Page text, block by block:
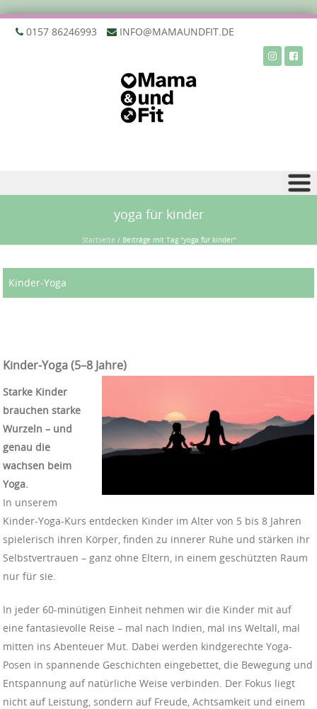
‭0157 86246993‬ INFO@MAMAUNDFIT.DE
yoga für kinder
Startseite / Beiträge mit Tag "yoga für kinder"
Kinder-Yoga
Kinder-Yoga (5–8 Jahre)
Starke Kinder
brauchen starke
Wurzeln – und
genau die
wachsen beim
Yoga.
In unserem
Kinder-Yoga-Kurs entdecken Kinder im Alter von 5 bis 8 Jahren
spielerisch ihren Körper, finden zu innerer Ruhe und stärken ihr
Selbstvertrauen – ganz ohne Eltern, in einem geschützten Raum
nur für sie.
In jeder 60-minütigen Einheit nehmen wir die Kinder mit auf
eine fantasievolle Reise – mal nach Indien, mal ins Weltall, mal
mitten ins Abenteuer Mut. Dabei werden kindgerechte Yoga-
Posen in spannende Geschichten eingebettet, die Bewegung und
Entspannung auf natürliche Weise verbinden. Der Fokus liegt
nicht auf Leistung, sondern auf Freude, Achtsamkeit und einem